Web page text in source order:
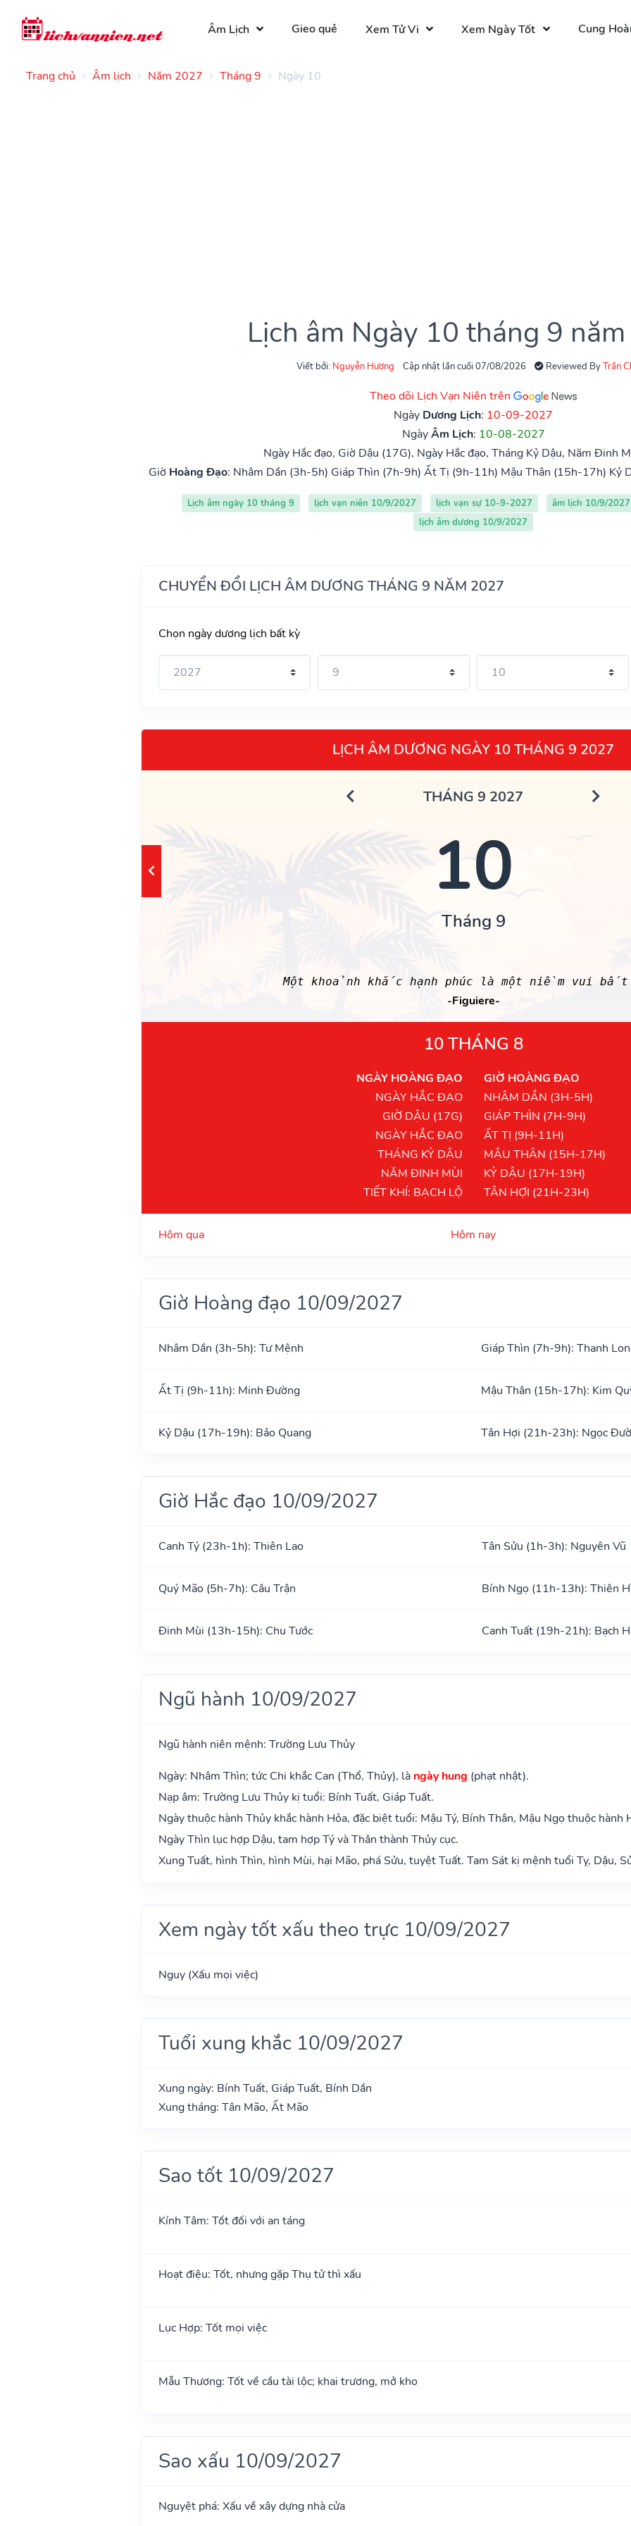
Âm Lịch Gieo quẻ Xem Tử Vi Xem Ngày Tốt Cung
Trang chủ Âm lịch Năm 2027 Tháng 9 Ngày 10
Lịch âm Ngày 10 tháng 9
Viết bởi: Nguyễn Hương Cập nhật lần cuối 07/08/2026 Reviewed ByTrần
Theo dõi Lịch Vạn Niên trên
Ngày Dương Lịch: 10-09-2027
NgàyÂm Lịch: 10-08-2027
Ngày Hắc đạo, Giờ Dậu (17G), Ngày Hắc đạo, Tháng Kỷ Dậu, Năm Đinh
Giờ Hoàng Đạo: Nhâm Dần (3h-5h) Giáp Thìn (7h-9h) Ất Tị (9h-11h) Mậu Thân (15h-17h) Kỷ
Lịch âm ngày 10 tháng 9 lịch vạn niên 10/9/2027 lịch vạn sự 10-9-2027 âm lịch 10/9/2027
lịch âm dương 10/9/2027
CHUYỂN ĐỔI LỊCH ÂM DƯƠNG THÁNG 9 NĂM 2027
Chọn ngày dương lịch bất kỳ
LỊCH ÂM DƯƠNG NGÀY 10 THÁNG 9 2027
THÁNG 9 2027
10
Tháng 9
Một khoảnh khắc hạnh phúc là một niềm vui
-Figuiere-
10 THÁNG 8
NGÀY HOÀNG ĐẠO
NGÀY HẮC ĐẠO
GIỜ DẬU (17G)
NGÀY HẮC ĐẠO
THÁNG KỶ DẬU
NĂM ĐINH MÙI
TIẾT KHÍ: BẠCH LỘ
GIỜ HOÀNG ĐẠO
NHÂM DẦN (3H-5H)
GIÁP THÌN (7H-9H)
ẤT TỊ (9H-11H)
MẬU THÂN (15H-17H)
KỶ DẬU (17H-19H)
TÂN HỢI (21H-23H)
Hôm qua Hôm nay
Giờ Hoàng đạo 10/09/2027
Nhâm Dần (3h-5h): Tư Mệnh Giáp Thìn (7h-9h): Thanh
Ất Tị (9h-11h): Minh Đường Mậu Thân (15h-17h): Kim
Kỷ Dậu (17h-19h): Bảo Quang Tân Hợi (21h-23h): Ngọc
Giờ Hắc đạo 10/09/2027
Canh Tý (23h-1h): Thiên Lao Tân Sửu (1h-3h): Nguyên Vũ
Quý Mão (5h-7h): Câu Trận Bính Ngọ (11h-13h): Thiên
Đinh Mùi (13h-15h): Chu Tước Canh Tuất (19h-21h): Bạch
Ngũ hành 10/09/2027
Ngũ hành niên mệnh: Trường Lưu Thủy
Ngày: Nhâm Thìn; tức Chi khắc Can (Thổ, Thủy), là ngày hung (phạt nhật).
Nạp âm: Trường Lưu Thủy kị tuổi: Bính Tuất, Giáp Tuất.
Ngày thuộc hành Thủy khắc hành Hỏa, đặc biệt tuổi: Mậu Tý, Bính Thân, Mậu Ngọ thuộc hành
Ngày Thìn lục hợp Dậu, tam hợp Tý và Thân thành Thủy cục.
Xung Tuất, hình Thìn, hình Mùi, hại Mão, phá Sửu, tuyệt Tuất. Tam Sát kị mệnh tuổi Tỵ, Dậu,
Xem ngày tốt xấu theo trực 10/09/2027
Nguy (Xấu mọi việc)
Tuổi xung khắc 10/09/2027
Xung ngày: Bính Tuất, Giáp Tuất, Bính Dần
Xung tháng: Tân Mão, Ất Mão
Sao tốt 10/09/2027
Kính Tâm: Tốt đối với an táng
Hoạt điệu: Tốt, nhưng gặp Thụ tử thì xấu
Lục Hợp: Tốt mọi việc
Mẫu Thương: Tốt về cầu tài lộc; khai trương, mở kho
Sao xấu 10/09/2027
Nguyệt phá: Xấu về xây dựng nhà cửa